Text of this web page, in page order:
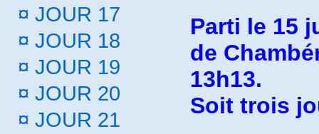
¤ JOUR 17
¤ JOUR 18
¤ JOUR 19
¤ JOUR 20
¤ JOUR 21
Parti le 15
de
13h13.
Soit trois